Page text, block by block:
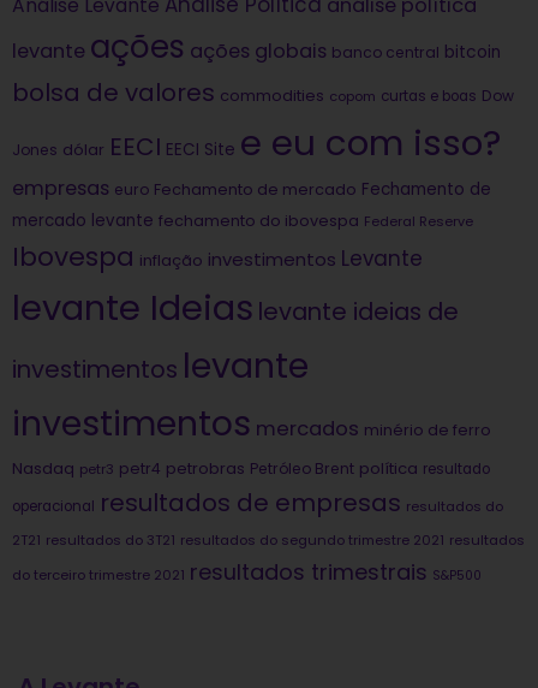
Análise Levante
análise política
levante ações ações globais banco central bitcoin
bolsa de valores commodities copom curtas e boas Dow
Jones dólar EECI EECI Site e eu com isso?
empresas euro Fechamento de mercado Fechamento de
mercado levante fechamento do ibovespa Federal Reserve
Ibovespa inflação investimentos Levante
levante Ideias levante ideias de
investimentos levante
investimentos mercados minério de ferro
Nasdaq petr3 petr4 petrobras Petróleo Brent política resultado
operacional resultados de empresas resultados do
2T21 resultados do 3T21 resultados do segundo trimestre 2021 resultados
do terceiro trimestre 2021 resultados trimestrais S&P500